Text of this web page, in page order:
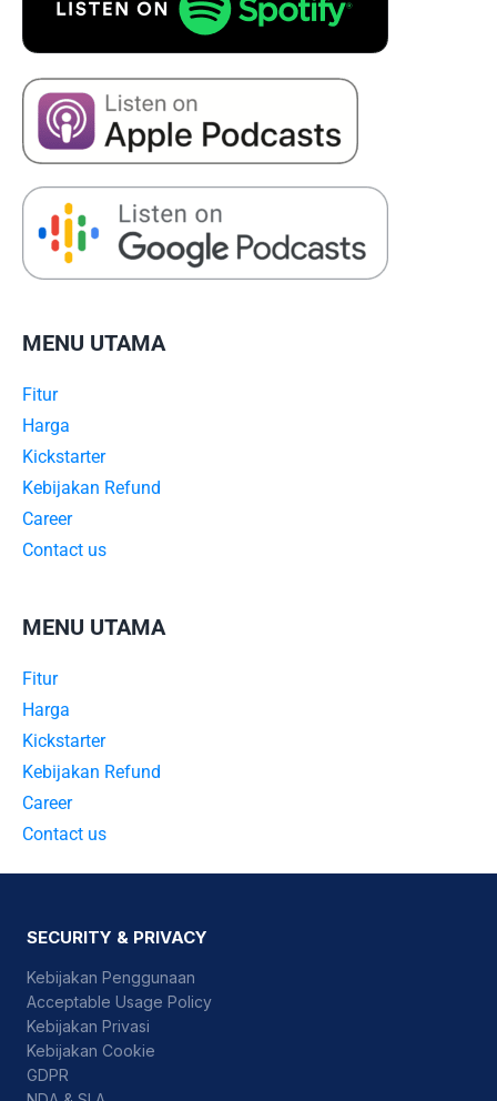
MENU UTAMA
Fitur
Harga
Kickstarter
Kebijakan Refund
Career
Contact us
MENU UTAMA
Fitur
Harga
Kickstarter
Kebijakan Refund
Career
Contact us
SECURITY & PRIVACY
Kebijakan Penggunaan
Acceptable Usage Policy
Kebijakan Privasi
Kebijakan Cookie
GDPR